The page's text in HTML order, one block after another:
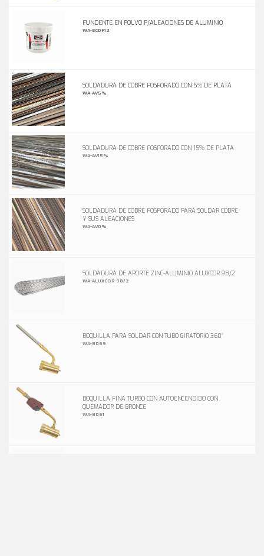
FUNDENTE EN POLVO P/ALEACIONES DE ALUMINIO
WA-ECDF12
SOLDADURA DE COBRE FOSFORADO CON 5% DE PLATA
WA-AV5%
SOLDADURA DE COBRE FOSFORADO CON 15% DE PLATA
WA-AV15%
SOLDADURA DE COBRE FOSFORADO PARA SOLDAR COBRE
Y SUS ALEACIONES
WA-AV0%
SOLDADURA DE APORTE ZINC-ALUMINIO ALUXCOR 98/2
WA-ALUXCOR-98/2
BOQUILLA PARA SOLDAR CON TUBO GIRATORIO 360°
WA-8069
BOQUILLA FINA TURBO CON AUTOENCENDIDO CON
QUEMADOR DE BRONCE
WA-8061